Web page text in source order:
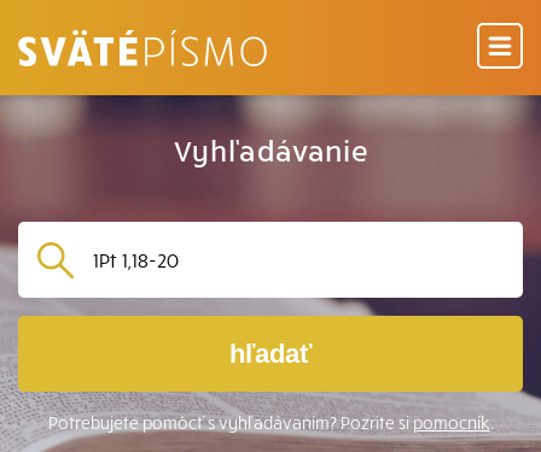
Vyhľadávanie
hľadať
Potrebujete pomôcť s vyhľadávaním? Pozrite sipomocník.